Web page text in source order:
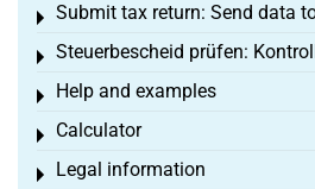
Submit tax return: Send data
Toggle menu
Steuerbescheid prüfen:
Toggle menu
Help and examples
Toggle menu
Calculator
Toggle menu
Legal information
Toggle menu